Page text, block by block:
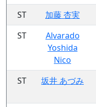
ST
加藤 杏実
ST
Alvarado
Yoshida
Nico
ST 坂井 あづみ